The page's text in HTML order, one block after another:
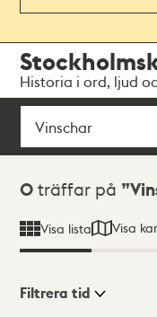
navigationen
huvudinnehållet
Historia i ord, ljud
Sök
Sökresultat
0 träffar på
Visa lista Visa
Filtrera tid